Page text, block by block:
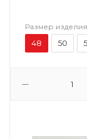
Размер изделия
48 50